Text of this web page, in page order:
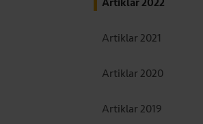
Artiklar 2022
Artiklar 2021
Artiklar 2020
Artiklar 2019